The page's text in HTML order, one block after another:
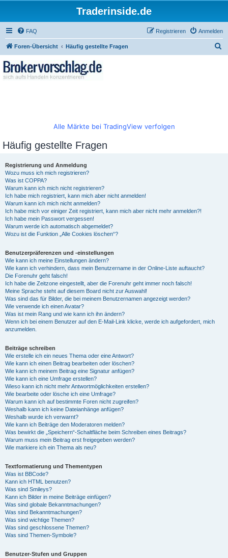
Traderinside.de
FAQ Anmelden
Registrieren
Foren-Übersicht Häufig gestellte Fragen
Alle Märkte bei TradingView verfolgen
Häufig gestellte Fragen
Registrierung und Anmeldung
Wozu muss ich mich registrieren?
Was ist COPPA?
Warum kann ich mich nicht registrieren?
Ich habe mich registriert, kann mich aber nicht anmelden!
Warum kann ich mich nicht anmelden?
Ich habe mich vor einiger Zeit registriert, kann mich aber nicht mehr anmelden?!
Ich habe mein Passwort vergessen!
Warum werde ich automatisch abgemeldet?
Wozu ist die Funktion „Alle Cookies löschen“?
Benutzerpräferenzen und -einstellungen
Wie kann ich meine Einstellungen ändern?
Wie kann ich verhindern, dass mein Benutzername in der Online-Liste auftaucht?
Die Forenuhr geht falsch!
Ich habe die Zeitzone eingestellt, aber die Forenuhr geht immer noch falsch!
Meine Sprache steht auf diesem Board nicht zur Auswahl!
Was sind das für Bilder, die bei meinem Benutzernamen angezeigt werden?
Wie verwende ich einen Avatar?
Was ist mein Rang und wie kann ich ihn ändern?
Wenn ich bei einem Benutzer auf den E-Mail-Link klicke, werde ich aufgefordert, mich
anzumelden.
Beiträge schreiben
Wie erstelle ich ein neues Thema oder eine Antwort?
Wie kann ich einen Beitrag bearbeiten oder löschen?
Wie kann ich meinem Beitrag eine Signatur anfügen?
Wie kann ich eine Umfrage erstellen?
Wieso kann ich nicht mehr Antwortmöglichkeiten erstellen?
Wie bearbeite oder lösche ich eine Umfrage?
Warum kann ich auf bestimmte Foren nicht zugreifen?
Weshalb kann ich keine Dateianhänge anfügen?
Weshalb wurde ich verwarnt?
Wie kann ich Beiträge den Moderatoren melden?
Was bewirkt die „Speichern“-Schaltfläche beim Schreiben eines Beitrags?
Warum muss mein Beitrag erst freigegeben werden?
Wie markiere ich ein Thema als neu?
Textformatierung und Thementypen
Was ist BBCode?
Kann ich HTML benutzen?
Was sind Smileys?
Kann ich Bilder in meine Beiträge einfügen?
Was sind globale Bekanntmachungen?
Was sind Bekanntmachungen?
Was sind wichtige Themen?
Was sind geschlossene Themen?
Was sind Themen-Symbole?
Benutzer-Stufen und Gruppen